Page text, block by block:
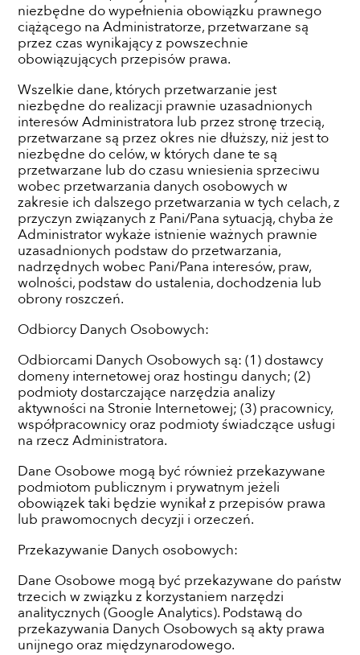
niezbędne do wypełnienia obowiązku prawnego
ciążącego na Administratorze, przetwarzane są
przez czas wynikający z powszechnie
obowiązujących przepisów prawa.
Wszelkie dane, których przetwarzanie jest
niezbędne do realizacji prawnie uzasadnionych
interesów Administratora lub przez stronę trzecią,
przetwarzane są przez okres nie dłuższy, niż jest to
niezbędne do celów, w których dane te są
przetwarzane lub do czasu wniesienia sprzeciwu
wobec przetwarzania danych osobowych w
zakresie ich dalszego przetwarzania w tych celach, z
przyczyn związanych z Pani/Pana sytuacją, chyba że
Administrator wykaże istnienie ważnych prawnie
uzasadnionych podstaw do przetwarzania,
nadrzędnych wobec Pani/Pana interesów, praw,
wolności, podstaw do ustalenia, dochodzenia lub
obrony roszczeń.
Odbiorcy Danych Osobowych:
Odbiorcami Danych Osobowych są: (1) dostawcy
domeny internetowej oraz hostingu danych; (2)
podmioty dostarczające narzędzia analizy
aktywności na Stronie Internetowej; (3) pracownicy,
współpracownicy oraz podmioty świadczące usługi
na rzecz Administratora.
Dane Osobowe mogą być również przekazywane
podmiotom publicznym i prywatnym jeżeli
obowiązek taki będzie wynikał z przepisów prawa
lub prawomocnych decyzji i orzeczeń.
Przekazywanie Danych osobowych:
Dane Osobowe mogą być przekazywane do państw
trzecich w związku z korzystaniem narzędzi
analitycznych (Google Analytics). Podstawą do
przekazywania Danych Osobowych są akty prawa
unijnego oraz międzynarodowego.